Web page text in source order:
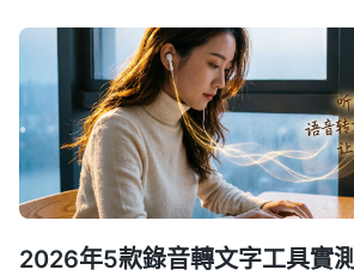
2026年5款錄音轉文字工具實